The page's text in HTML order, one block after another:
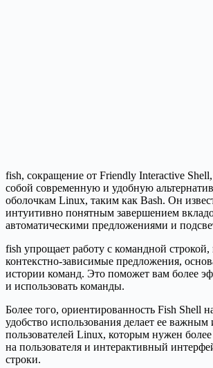
fish, сокращение от Friendly Interactive Shell,
собой современную и удобную
оболочкам Linux, таким как Bash. Он
интуитивно понятным завершением
автоматическими предложениями и
fish упрощает работу с командной строкой,
контекстно-зависимые предложения,
истории команд. Это поможет вам более
и использовать команды.
Более того, ориентированность Fish Shell
удобство использования делает ее
пользователей Linux, которым нужен
на пользователя и интерактивный
строки.